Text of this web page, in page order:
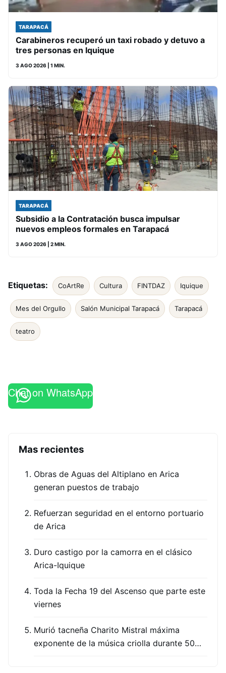
TARAPACÁ
Carabineros recuperó un taxi robado y detuvo a
tres personas en Iquique
3 AGO 2026 | 1 MIN.
TARAPACÁ
Subsidio a la Contratación busca impulsar
nuevos empleos formales en Tarapacá
3 AGO 2026 | 2 MIN.
Etiquetas: CoArtRe Cultura FINTDAZ Iquique
Mes del Orgullo Salón Municipal Tarapacá Tarapacá
teatro
Chat on WhatsApp
Mas recientes
Obras de Aguas del Altiplano en Arica
generan puestos de trabajo
Refuerzan seguridad en el entorno portuario
de Arica
Duro castigo por la camorra en el clásico
Arica-Iquique
Toda la Fecha 19 del Ascenso que parte este
viernes
Murió tacneña Charito Mistral máxima
exponente de la música criolla durante 50…